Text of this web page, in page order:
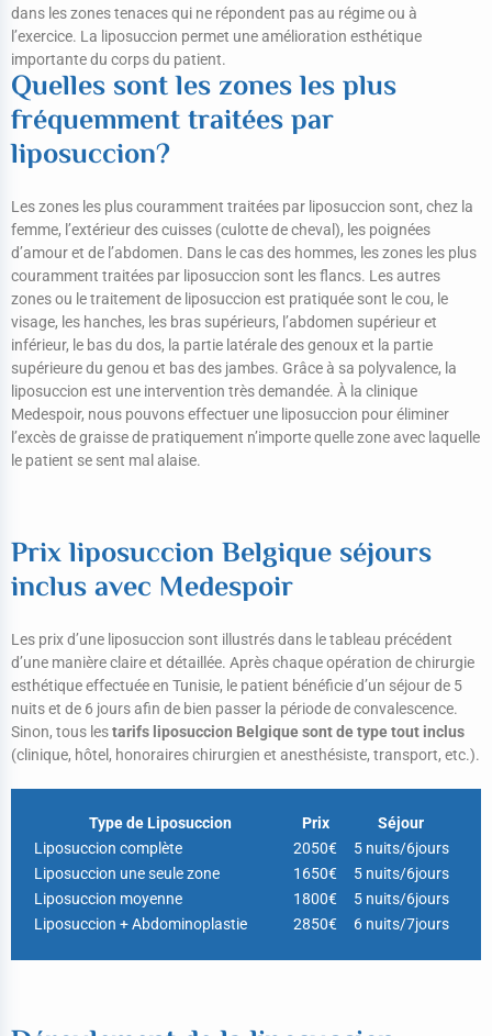
dans les zones tenaces qui ne répondent pas au régime ou à
l’exercice. La liposuccion permet une amélioration esthétique
importante du corps du patient.
Quelles sont les zones les plus
fréquemment traitées par
liposuccion?
Les zones les plus couramment traitées par liposuccion sont, chez la
femme, l’extérieur des cuisses (culotte de cheval), les poignées
d’amour et de l’abdomen. Dans le cas des hommes, les zones les plus
couramment traitées par liposuccion sont les flancs. Les autres
zones ou le traitement de liposuccion est pratiquée sont le cou, le
visage, les hanches, les bras supérieurs, l’abdomen supérieur et
inférieur, le bas du dos, la partie latérale des genoux et la partie
supérieure du genou et bas des jambes. Grâce à sa polyvalence, la
liposuccion est une intervention très demandée. À la clinique
Medespoir, nous pouvons effectuer une liposuccion pour éliminer
l’excès de graisse de pratiquement n’importe quelle zone avec laquelle
le patient se sent mal alaise.
Prix liposuccion Belgique séjours
inclus avec Medespoir
Les prix d’une liposuccion sont illustrés dans le tableau précédent
d’une manière claire et détaillée. Après chaque opération de chirurgie
esthétique effectuée en Tunisie, le patient bénéficie d’un séjour de 5
nuits et de 6 jours afin de bien passer la période de convalescence.
Sinon, tous lestarifs liposuccion Belgique sont de type tout inclus
(clinique, hôtel, honoraires chirurgien et anesthésiste, transport, etc.).
Type de Liposuccion Prix
Séjour
Liposuccion complète
2050€
5 nuits/6jours
Liposuccion une seule zone
1650€
5 nuits/6jours
Liposuccion moyenne
1800€
5 nuits/6jours
Liposuccion + Abdominoplastie
2850€ 6 nuits/7jours